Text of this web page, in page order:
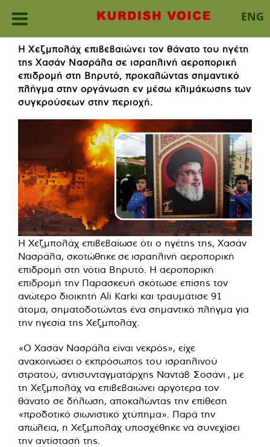
ENG
content
Η Χεζμπολάχ επιβεβαιώνει τον θάνατο του ηγέτη
της Χασάν Νασράλα σε ισραηλινή αεροπορική
επιδρομή στη Βηρυτό, προκαλώντας σημαντικό
πλήγμα στην οργάνωση εν μέσω κλιμάκωσης των
συγκρούσεων στην περιοχή.
Η Χεζμπολάχ επιβεβαίωσε ότι ο ηγέτης της, Χασάν
Νασράλα, σκοτώθηκε σε ισραηλινή αεροπορική
επιδρομή στη νότια Βηρυτό. Η αεροπορική
επιδρομή την Παρασκευή σκότωσε επίσης τον
ανώτερο διοικητή Ali Karki και τραυμάτισε 91
άτομα, σηματοδοτώντας ένα σημαντικό πλήγμα για
την ηγεσία της Χεζμπολάχ.
«Ο Χασάν Νασράλα είναι νεκρός», είχε
ανακοινώσει ο εκπρόσωπος του ισραηλινού
στρατού, αντισυνταγματάρχης Ναντάβ Σοσάνι , με
τη Χεζμπολάχ να επιβεβαιώνει αργότερα τον
θάνατο σε δήλωση, αποκαλώντας την επίθεση
«προδοτικό σιωνιστικό χτύπημα». Παρά την
απώλεια, η Χεζμπολάχ υποσχέθηκε να συνεχίσει
την αντίστασή της.